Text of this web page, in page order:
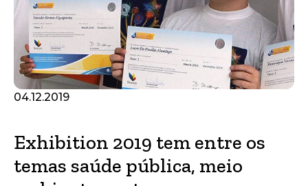
04.12.2019
Exhibition 2019 tem entre os
temas saúde pública, meio